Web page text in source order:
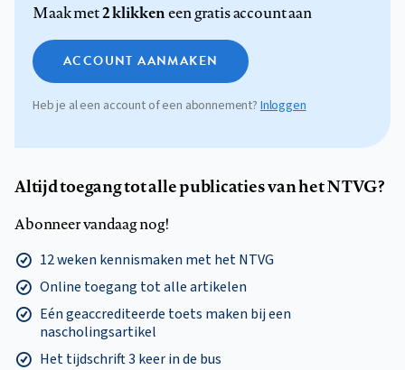
Maak met2 klikkeneen gratis account aan
ACCOUNT AANMAKEN
Heb je al een account of een abonnement? Inloggen
Altijd toegang tot alle publicaties van het NTVG?
Abonneer vandaag nog!
12 weken kennismaken met het NTVG
Online toegang tot alle artikelen
Eén geaccrediteerde toets maken bij een
nascholingsartikel
Het tijdschrift 3 keer in de bus